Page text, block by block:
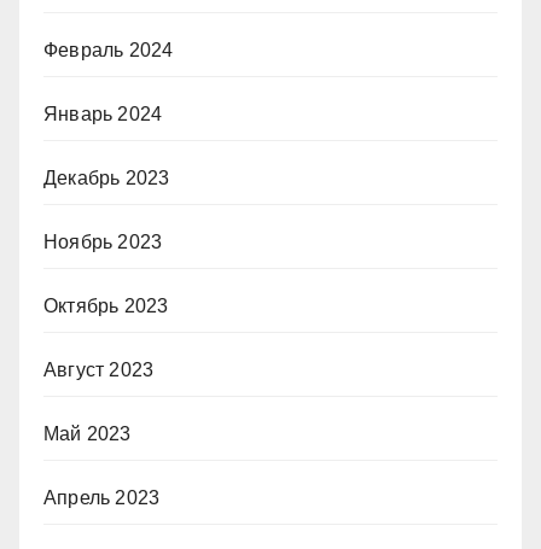
Февраль 2024
Январь 2024
Декабрь 2023
Ноябрь 2023
Октябрь 2023
Август 2023
Май 2023
Апрель 2023